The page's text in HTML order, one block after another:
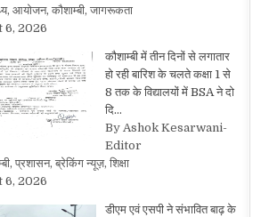
आयोजन, कौशाम्बी, जागरूकता
6, 2026
कौशाम्बी में तीन दिनों से लगातार
हो रही बारिश के चलते कक्षा 1 से
8 तक के विद्यालयों में BSA ने दो
दि…
By Ashok Kesarwani-
Editor
प्रशासन, ब्रेकिंग न्यूज़, शिक्षा
6, 2026
डीएम एवं एसपी ने संभावित बाढ़ के